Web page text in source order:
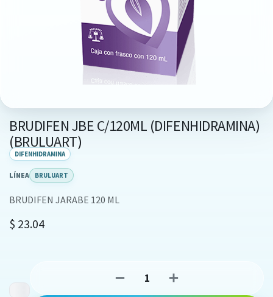
BRUDIFEN JBE C/120ML (DIFENHIDRAMINA)
(BRULUART)
DIFENHIDRAMINA
LÍNEA BRULUART
BRUDIFEN JARABE 120 ML
$ 23.04